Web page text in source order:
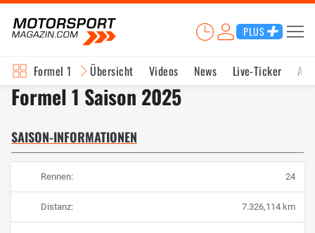
PLUS
Formel 1 Übersicht Videos News Live-Ticker
Formel 1 Saison 2025
SAISON-INFORMATIONEN
Rennen: 24
Distanz: 7.326,114 km